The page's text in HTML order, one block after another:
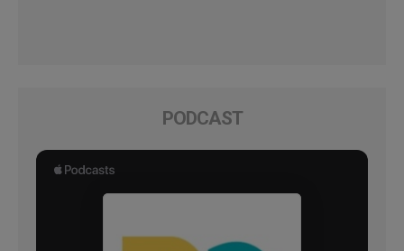
PODCAST